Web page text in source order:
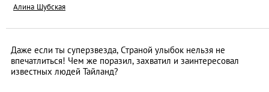
Алина Шубская
Даже если ты суперзвезда, Страной улыбок нельзя не
впечатлиться! Чем же поразил, захватил и заинтересовал
известных людей Тайланд?